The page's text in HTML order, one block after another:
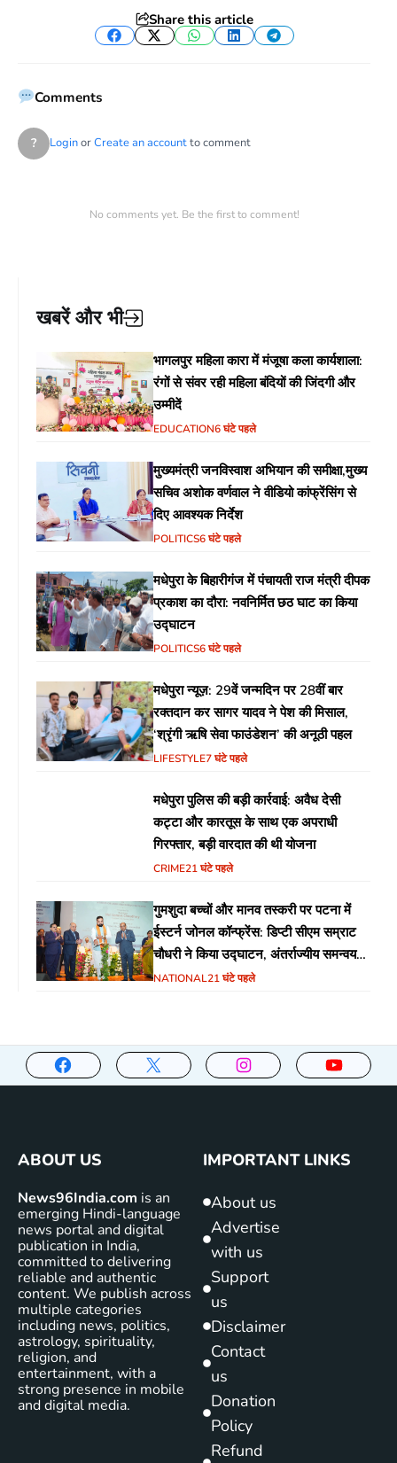
Share this article
Facebook
TwitterWhatsApp
LinkedInTelegram
Comments
? LoginorCreate an accountto comment
No comments yet. Be the first to comment!
खबरें और भी
भागलपुर महिला कारा में मंजूषा कला कार्यशाला:
रंगों से संवर रही महिला बंदियों की जिंदगी और
उम्मीदें
EDUCATION6 घंटे पहले
मुख्यमंत्री जनविस्वाश अभियान की समीक्षा,मुख्य
सचिव अशोक वर्णवाल ने वीडियो कांफ्रेंसिंग से
दिए आवश्यक निर्देश
POLITICS6 घंटे पहले
मधेपुरा के बिहारीगंज में पंचायती राज मंत्री दीपक
प्रकाश का दौरा: नवनिर्मित छठ घाट का किया
उद्घाटन
POLITICS6 घंटे पहले
मधेपुरा न्यूज़: 29वें जन्मदिन पर 28वीं बार
रक्तदान कर सागर यादव ने पेश की मिसाल,
‘श्रृंगी ऋषि सेवा फाउंडेशन’ की अनूठी पहल
LIFESTYLE7 घंटे पहले
मधेपुरा पुलिस की बड़ी कार्रवाई: अवैध देसी
कट्टा और कारतूस के साथ एक अपराधी
गिरफ्तार, बड़ी वारदात की थी योजना
CRIME21 घंटे पहले
गुमशुदा बच्चों और मानव तस्करी पर पटना में
ईस्टर्न जोनल कॉन्फ्रेंस: डिप्टी सीएम सम्राट
चौधरी ने किया उद्घाटन, अंतर्राज्यीय समन्वय
पर जोर
NATIONAL21 घंटे पहले
ABOUT US
News96India.com is an
emerging Hindi-language
news portal and digital
publication in India,
committed to delivering
reliable and authentic
content. We publish across
multiple categories
including news, politics,
astrology, spirituality,
religion, and
entertainment, with a
strong presence in mobile
and digital media.
IMPORTANT LINKS
About us
Advertise
with us
Support
us
Disclaimer
Contact
us
Donation
Policy
Refund